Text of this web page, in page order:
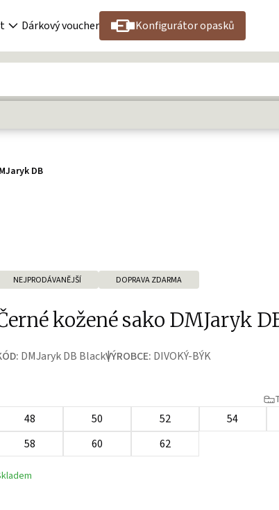
Dárkový voucher Konfigurátor opasků
DB
NEJPRODÁVANĚJŠÍ DOPRAVA ZDARMA
kožené sako DMJaryk
DMJaryk DB BlackVÝROBCE: DIVOKÝ-BÝK
48 50 52 54
58
60 62